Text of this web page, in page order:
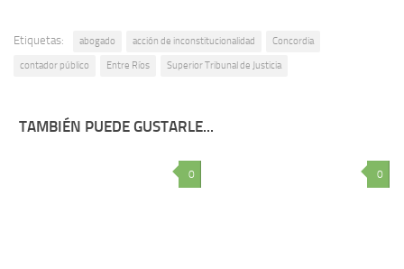
Etiquetas: abogado acción de inconstitucionalidad Concordia
contador público Entre Ríos Superior Tribunal de Justicia
TAMBIÉN PUEDE GUSTARLE...
0 0